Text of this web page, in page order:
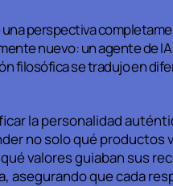
perspectiva
nuevo: un agente de
filosófica se tradujo en
la personalidad
no solo qué
valores guiaban sus
asegurando que cada